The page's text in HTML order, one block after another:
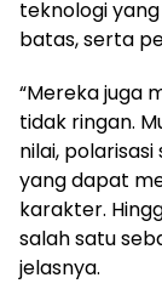
teknologi
batas, serta
“Mereka juga
tidak ringan.
nilai,
yang dapat
karakter.
salah satu
jelasnya.